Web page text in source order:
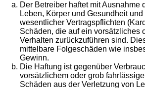
Der Betreiber haftet mit Ausnahme
Leben, Körper und Gesundheit
wesentlicher Vertragspflichten
Schäden, die auf ein vorsätzliches
Verhalten zurückzuführen sind.
mittelbare Folgeschäden wie
Gewinn.
Die Haftung ist gegenüber
vorsätzlichem oder grob
Schäden aus der Verletzung von